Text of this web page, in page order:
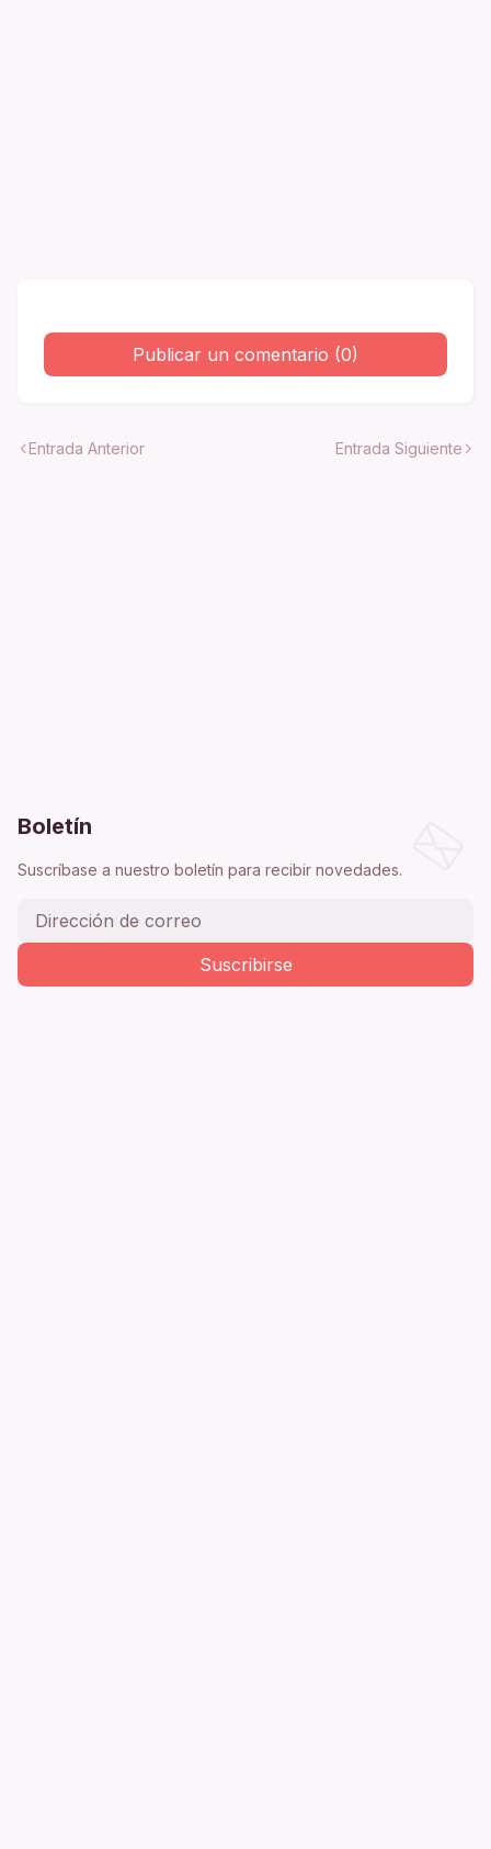
Publicar un comentario (0)
Entrada Anterior Entrada Siguiente
Boletín
Suscríbase a nuestro boletín para recibir novedades.